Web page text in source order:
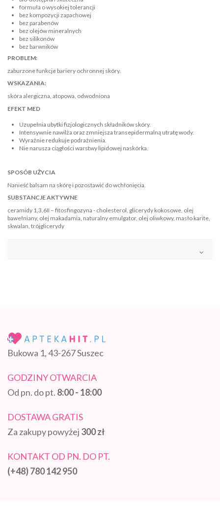
formuła o wysokiej tolerancji
bez kompozycji zapachowej
bez parabenów
bez olejów mineralnych
bez silikonów
bez barwników
PROBLEM:
zaburzone funkcje bariery ochronnej skóry.
WSKAZANIA:
skóra alergiczna, atopowa, odwodniona
EFEKT MED
Uzupełnia ubytki fizjologicznych składników skóry.
Intensywnie nawilża oraz zmniejsza transepidermalną utratę wody.
Wyraźnie redukuje podrażnienia.
Nie narusza ciągłości warstwy lipidowej naskórka.
SPOSÓB UŻYCIA
Nanieść balsam na skórę i pozostawić do wchłonięcia.
SUBSTANCJE AKTYWNE
ceramidy 1,3,6II – fitosfingozyna - cholesterol, glicerydy kokosowe, olej
bawełniany, olej makadamia, naturalny emulgator, olej oliwkowy, masło karite,
skwalan, trójglicerydy
Bukowa 1, 43-267 Suszec
GODZINY OTWARCIA
Od pn. do pt. 8:00 - 18:00
DOSTAWA GRATIS
Za zakupy powyżej 300 zł
KONTAKT OD PN. DO PT.
(+48) 780 142 950